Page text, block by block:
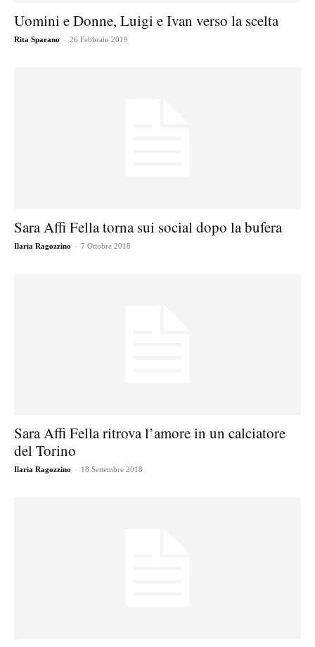
Uomini e Donne, Luigi e Ivan verso la scelta
Rita Sparano - 26 Febbraio 2019
Sara Affi Fella torna sui social dopo la bufera
Ilaria Ragozzino - 7 Ottobre 2018
Sara Affi Fella ritrova l’amore in un calciatore
del Torino
Ilaria Ragozzino - 18 Settembre 2018